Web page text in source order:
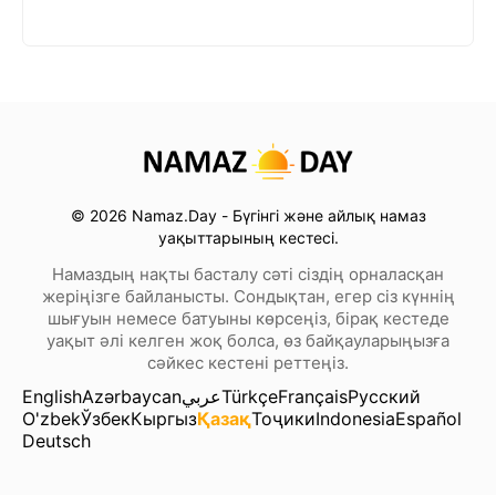
© 2026 Namaz.Day - Бүгінгі және айлық намаз
уақыттарының кестесі.
Намаздың нақты басталу сәті сіздің орналасқан
жеріңізге байланысты. Сондықтан, егер сіз күннің
шығуын немесе батуыны көрсеңіз, бірақ кестеде
уақыт әлі келген жоқ болса, өз байқауларыңызға
сәйкес кестені реттеңіз.
EnglishAzərbaycanعربيTürkçeFrançaisРусский
O'zbekЎзбекКыргызҚазақТоҷикиIndonesiaEspañol
Deutsch